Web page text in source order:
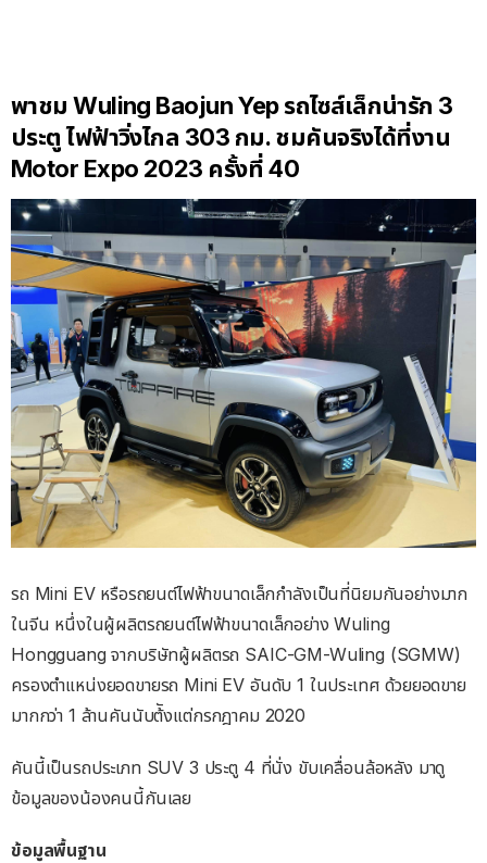
พาชม Wuling Baojun Yep รถไซส์เล็กน่ารัก 3
ประตู ไฟฟ้าวิ่งไกล 303 กม. ชมคันจริงได้ที่งาน
Motor Expo 2023 ครั้งที่ 40
รถ Mini EV หรือรถยนต์ไฟฟ้าขนาดเล็กกำลังเป็นที่นิยมกันอย่างมาก
ในจีน หนึ่งในผู้ผลิตรถยนต์ไฟฟ้าขนาดเล็กอย่าง Wuling
Hongguang จากบริษัทผู้ผลิตรถ SAIC-GM-Wuling (SGMW)
ครองตำแหน่งยอดขายรถ Mini EV อันดับ 1 ในประเทศ ด้วยยอดขาย
มากกว่า 1 ล้านคันนับต้ังแต่กรกฎาคม 2020
คันนี้เป็นรถประเภท SUV 3 ประตู 4 ที่นั่ง ขับเคลื่อนล้อหลัง มาดู
ข้อมูลของน้องคนนี้กันเลย
ข้อมูลพื้นฐาน